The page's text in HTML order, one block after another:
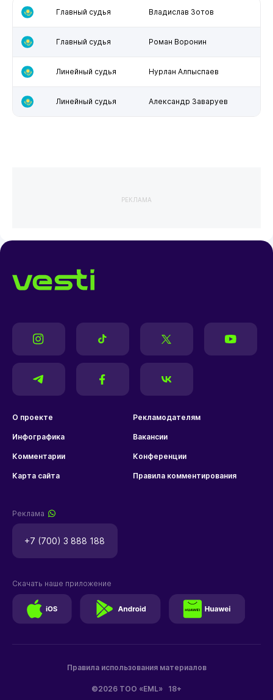
Главный судья Владислав Зотов
Главный судья Роман Воронин
Линейный судья Нурлан Алпыспаев
Линейный судья Александр Заваруев
РЕКЛАМА
О проекте Рекламодателям
Инфографика Вакансии
Комментарии Конференции
Карта сайта Правила комментирования
Реклама
+7 (700) 3 888 188
©2026 ТОО «EML» 18+
Правила использования материалов
Скачать наше приложение